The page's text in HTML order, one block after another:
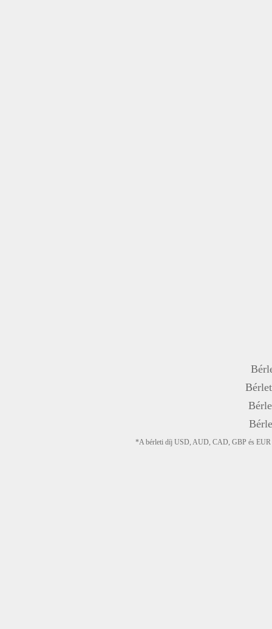
*A bérleti díj USD, AUD, CAD, GBP és EUR